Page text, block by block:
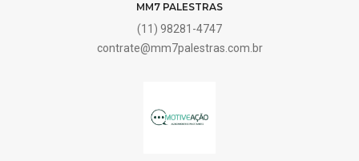
MM7 PALESTRAS
(11) 98281-4747
contrate@mm7palestras.com.br